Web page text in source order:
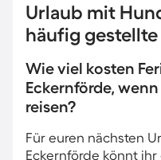
Urlaub mit
häufig gestellte
Wie viel kosten
Eckernförde,
reisen?
Für euren nächsten
Eckernförde könnt